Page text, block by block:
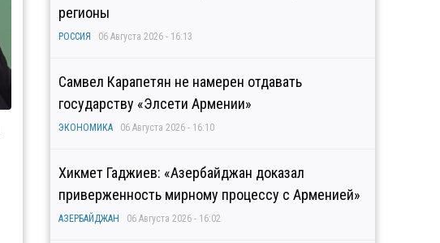
регионы
РОССИЯ 06 Августа 2026 - 16:13
Самвел Карапетян не намерен отдавать
государству «Элсети Армении»
ЭКОНОМИКА 06 Августа 2026 - 16:10
Хикмет Гаджиев: «Азербайджан доказал
приверженность мирному процессу с Арменией»
АЗЕРБАЙДЖАН 06 Августа 2026 - 16:02